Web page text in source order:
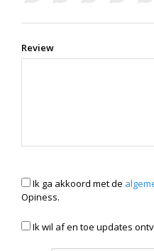
Review
Ik ga akkoord met de
Opiness.
Ik wil af en toe updates